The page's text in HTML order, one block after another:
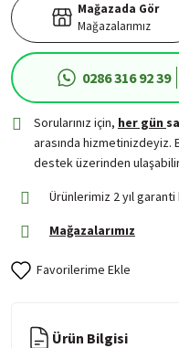
Mağazada Gör
Mağazalarımız
0286 316 92 39
Sorularınız için, her gün
arasında hizmetinizdeyiz.
destek üzerinden
Ürünlerimiz 2 yıl garanti
Mağazalarımız
Ürün Bilgisi